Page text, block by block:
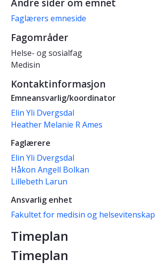
Andre sider om emnet
Faglærers emneside
Fagområder
Helse- og sosialfag
Medisin
Kontaktinformasjon
Emneansvarlig/koordinator
Elin Yli Dvergsdal
Heather Melanie R Ames
Faglærere
Elin Yli Dvergsdal
Håkon Angell Bolkan
Lillebeth Larun
Ansvarlig enhet
Fakultet for medisin og helsevitenskap
Timeplan
Timeplan